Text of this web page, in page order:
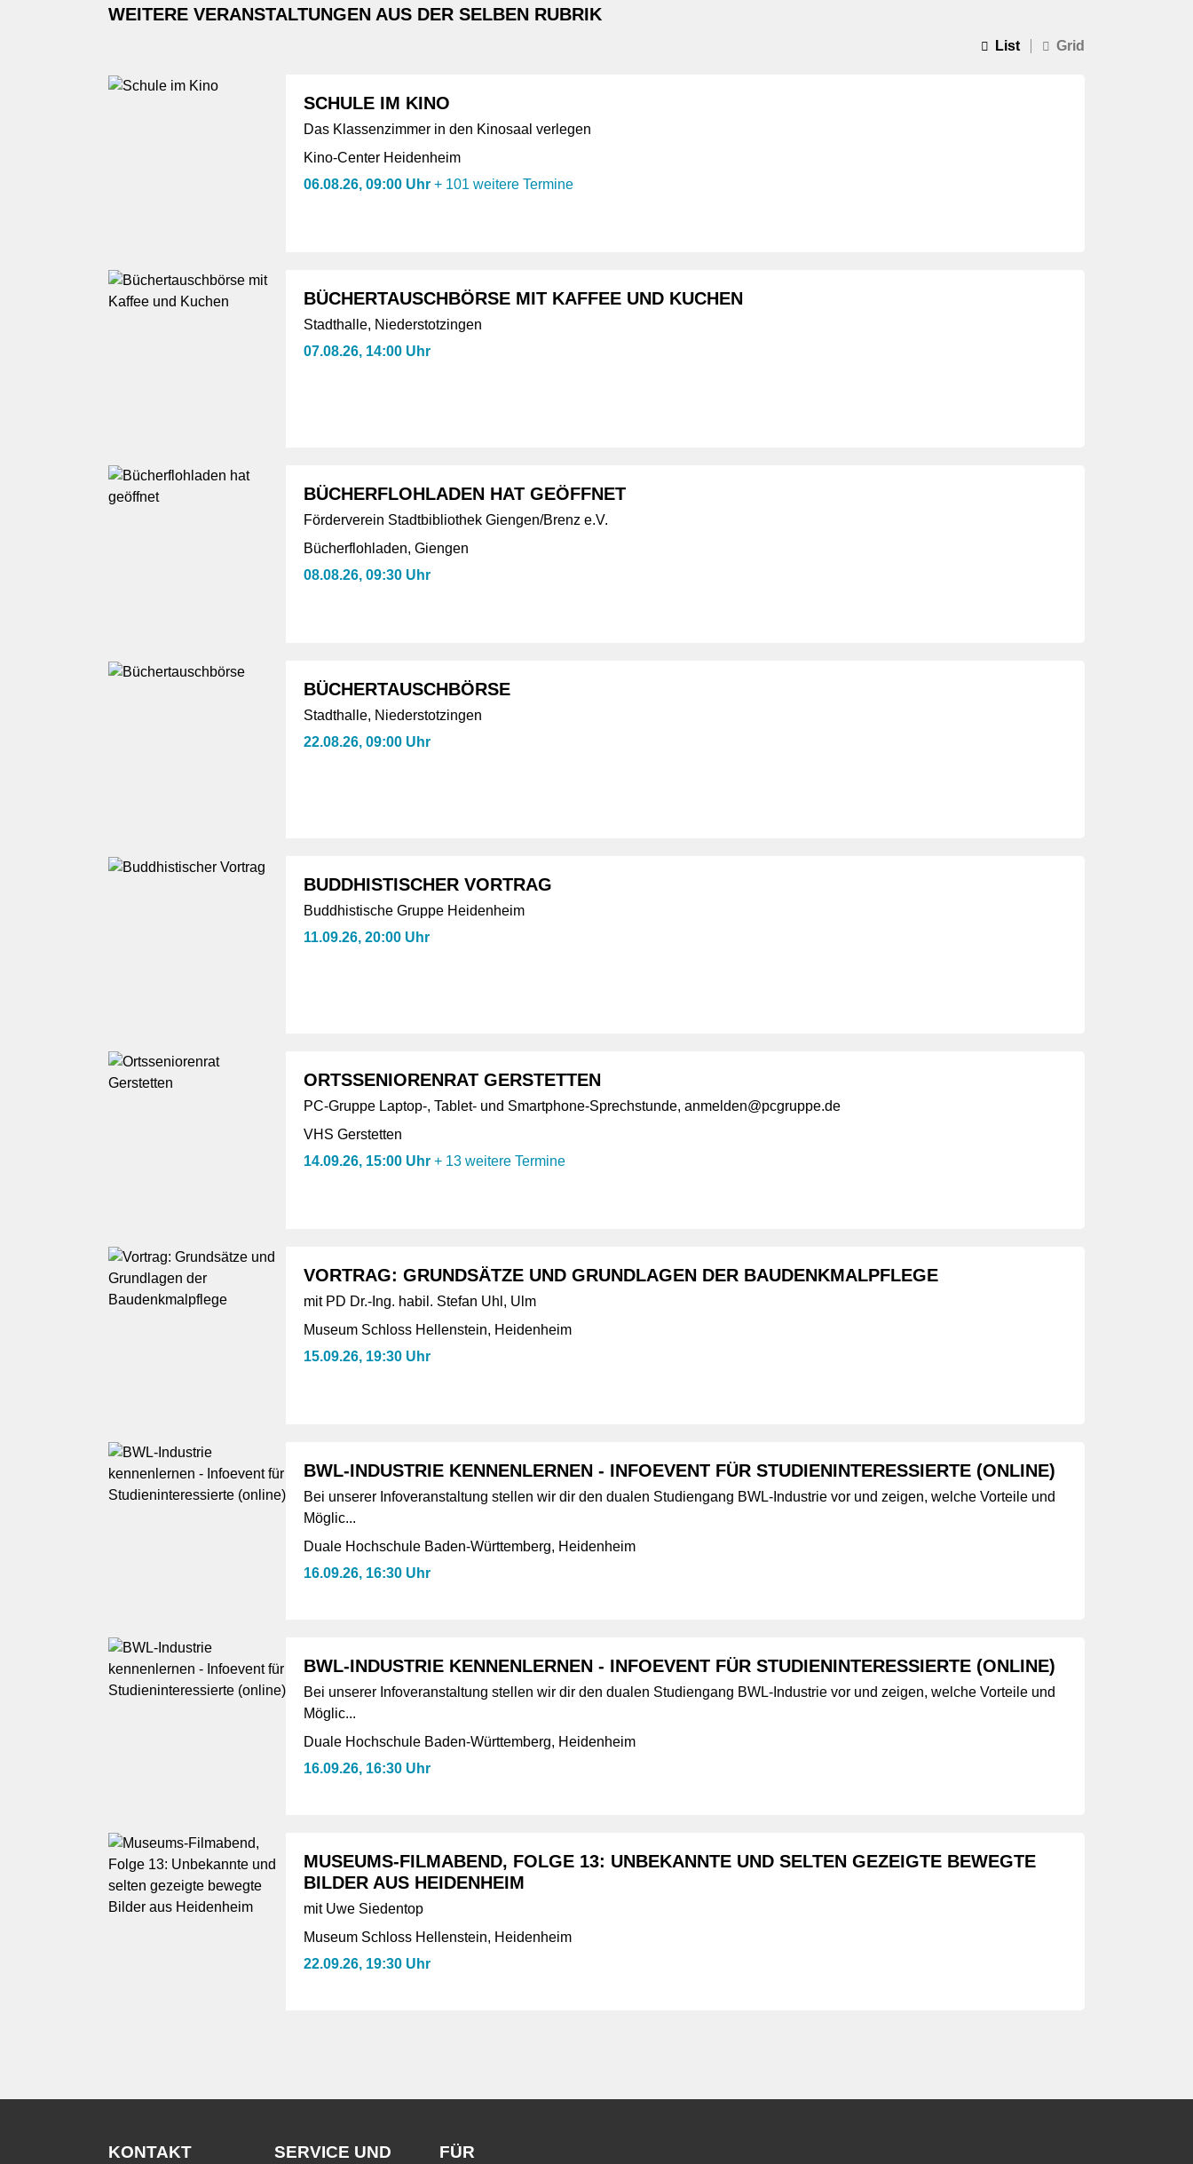
WEITERE VERANSTALTUNGEN AUS DER SELBEN RUBRIK
List Grid
SCHULE IM KINO
Das Klassenzimmer in den Kinosaal verlegen
Kino-Center Heidenheim
06.08.26, 09:00 Uhr + 101 weitere Termine
BÜCHERTAUSCHBÖRSE MIT KAFFEE UND KUCHEN
Stadthalle, Niederstotzingen
07.08.26, 14:00 Uhr
BÜCHERFLOHLADEN HAT GEÖFFNET
Förderverein Stadtbibliothek Giengen/Brenz e.V.
Bücherflohladen, Giengen
08.08.26, 09:30 Uhr
BÜCHERTAUSCHBÖRSE
Stadthalle, Niederstotzingen
22.08.26, 09:00 Uhr
BUDDHISTISCHER VORTRAG
Buddhistische Gruppe Heidenheim
11.09.26, 20:00 Uhr
ORTSSENIORENRAT GERSTETTEN
PC-Gruppe Laptop-, Tablet- und Smartphone-Sprechstunde, anmelden@pcgruppe.de
VHS Gerstetten
14.09.26, 15:00 Uhr + 13 weitere Termine
VORTRAG: GRUNDSÄTZE UND GRUNDLAGEN DER BAUDENKMALPFLEGE
mit PD Dr.-Ing. habil. Stefan Uhl, Ulm
Museum Schloss Hellenstein, Heidenheim
15.09.26, 19:30 Uhr
BWL-INDUSTRIE KENNENLERNEN - INFOEVENT FÜR STUDIENINTERESSIERTE (ONLINE)
Bei unserer Infoveranstaltung stellen wir dir den dualen Studiengang BWL-Industrie vor und zeigen, welche Vorteile und
Möglic...
Duale Hochschule Baden-Württemberg, Heidenheim
16.09.26, 16:30 Uhr
BWL-INDUSTRIE KENNENLERNEN - INFOEVENT FÜR STUDIENINTERESSIERTE (ONLINE)
Bei unserer Infoveranstaltung stellen wir dir den dualen Studiengang BWL-Industrie vor und zeigen, welche Vorteile und
Möglic...
Duale Hochschule Baden-Württemberg, Heidenheim
16.09.26, 16:30 Uhr
MUSEUMS-FILMABEND, FOLGE 13: UNBEKANNTE UND SELTEN GEZEIGTE BEWEGTE
BILDER AUS HEIDENHEIM
mit Uwe Siedentop
Museum Schloss Hellenstein, Heidenheim
22.09.26, 19:30 Uhr
KONTAKT
SERVICE UND
FÜR